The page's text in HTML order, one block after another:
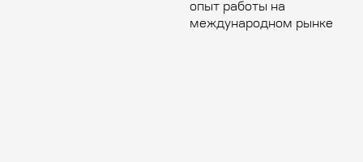
опыт работы на
международном рынке